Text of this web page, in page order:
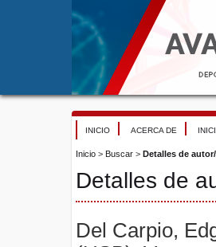
INICIO ACERCA DE
Inicio > Buscar > Detalles de
Detalles de
Del Carpio,